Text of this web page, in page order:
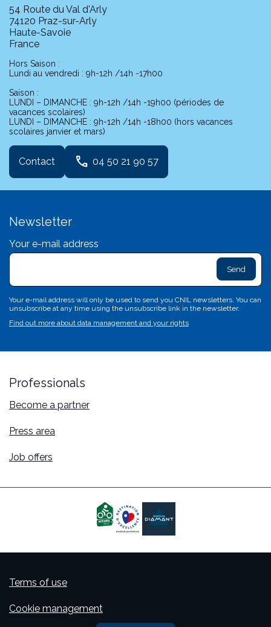
54 Route du Val d'Arly
74120 Praz-sur-Arly
Haute-Savoie
France
Hors Saison :
Lundi au vendredi : 9h-12h /14h -17h00
Saison :
LUNDI – DIMANCHE : 9h-12h /14h -19h00 (périodes de
vacances scolaires)
LUNDI – DIMANCHE : 9h-12h /14h -18h00 (hors vacances
scolaires janvier et mars)
Contact phone 04 50 21 90 57
Newsletter
Your e-mail address
Your e-mail address will only be used to send you CNIL newsletters. You can
unsubscribe at any time using the unsubscribe link in the newsletter.
Find out more about data management and your rights
Professionals
Become a partner
Press area
Job offers
Terms of use
Cookie management